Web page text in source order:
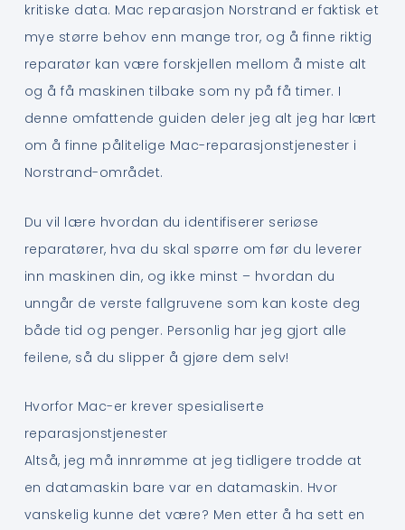
kritiske data. Mac reparasjon Norstrand er faktisk et
mye større behov enn mange tror, og å finne riktig
reparatør kan være forskjellen mellom å miste alt
og å få maskinen tilbake som ny på få timer. I
denne omfattende guiden deler jeg alt jeg har lært
om å finne pålitelige Mac-reparasjonstjenester i
Norstrand-området.
Du vil lære hvordan du identifiserer seriøse
reparatører, hva du skal spørre om før du leverer
inn maskinen din, og ikke minst – hvordan du
unngår de verste fallgruvene som kan koste deg
både tid og penger. Personlig har jeg gjort alle
feilene, så du slipper å gjøre dem selv!
Hvorfor Mac-er krever spesialiserte
reparasjonstjenester
Altså, jeg må innrømme at jeg tidligere trodde at
en datamaskin bare var en datamaskin. Hvor
vanskelig kunne det være? Men etter å ha sett en